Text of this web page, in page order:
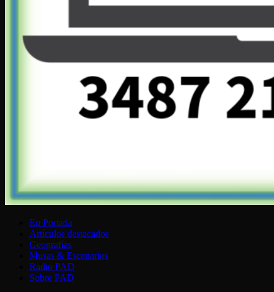
En Portada
Artículos destacados
Geografías
Musas & Escenarios
Radio PAD
Sobre PAD